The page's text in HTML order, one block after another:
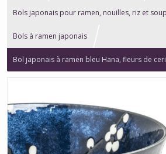
Bols japonais pour ramen, nouilles, riz et
Bols à ramen japonais
Bol japonais à ramen bleu Hana, fleurs de